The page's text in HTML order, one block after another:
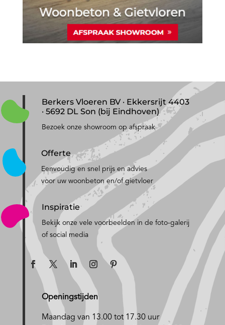
Berkers Vloeren BV · Ekkersrijt 4403
· 5692 DL Son (bij Eindhoven)
Bezoek onze showroom op afspraak
Offerte
Eenvoudig en snel prijs en advies
voor uw woonbeton en/of gietvloer
Inspiratie
Bekijk onze vele voorbeelden in de foto-galerij
of social media
Openingstijden
Maandag van 13.00 tot 17.30 uur